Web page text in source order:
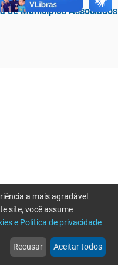
de Municípios Associados
web
Notícias
more_horiz
Mais
a mais agradável
site, você assume
e Política de privacidade
Recusar Aceitar todos
tente novamente